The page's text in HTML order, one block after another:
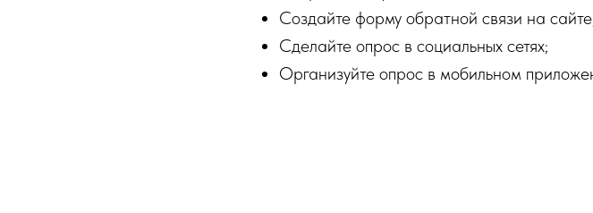
Создайте форму обратной связи на
Сделайте опрос в социальных сетях;
Организуйте опрос в мобильном